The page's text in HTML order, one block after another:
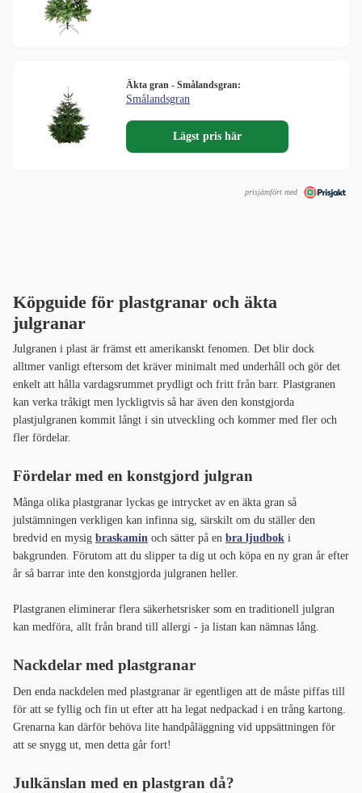
Äkta gran - Smålandsgran:
Smålandsgran
Lägst pris här
prisjämfört med
Köpguide för plastgranar och äkta
julgranar
Julgranen i plast är främst ett amerikanskt fenomen. Det blir dock
alltmer vanligt eftersom det kräver minimalt med underhåll och gör det
enkelt att hålla vardagsrummet prydligt och fritt från barr. Plastgranen
kan verka tråkigt men lyckligtvis så har även den konstgjorda
plastjulgranen kommit långt i sin utveckling och kommer med fler och
fler fördelar.
Fördelar med en konstgjord julgran
Många olika plastgranar lyckas ge intrycket av en äkta gran så
julstämningen verkligen kan infinna sig, särskilt om du ställer den
bredvid en mysig braskamin och sätter på en bra ljudbok i
bakgrunden. Förutom att du slipper ta dig ut och köpa en ny gran år efter
år så barrar inte den konstgjorda julgranen heller.
Plastgranen eliminerar flera säkerhetsrisker som en traditionell julgran
kan medföra, allt från brand till allergi - ja listan kan nämnas lång.
Nackdelar med plastgranar
Den enda nackdelen med plastgranar är egentligen att de måste piffas till
för att se fyllig och fin ut efter att ha legat nedpackad i en trång kartong.
Grenarna kan därför behöva lite handpåläggning vid uppsättningen för
att se snygg ut, men detta går fort!
Julkänslan med en plastgran då?